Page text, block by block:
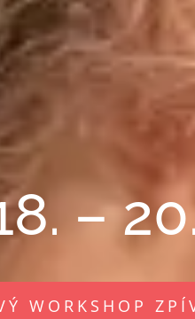
–
WORKSHOP